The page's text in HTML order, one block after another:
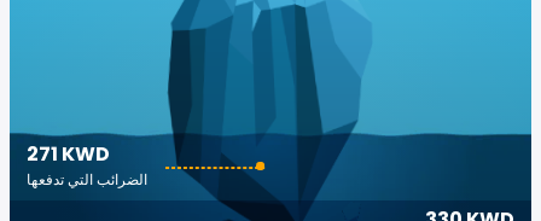
271 KWD
الضرائب التي تدفعها